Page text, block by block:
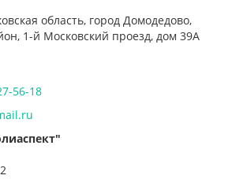
область, город Домодедово,
1-й Московский проезд, дом 39А
56-18